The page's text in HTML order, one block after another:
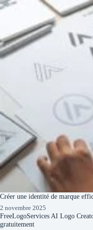
Créer une identité de marque
2 novembre 2025
FreeLogoServices AI Logo
gratuitement